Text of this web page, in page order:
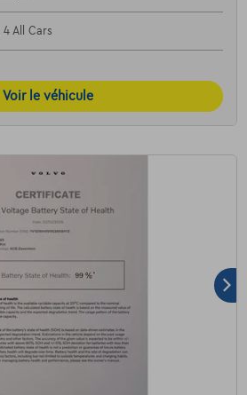
4 All Cars
Voir le véhicule